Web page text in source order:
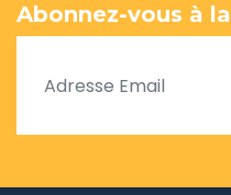
Abonnez-vous à